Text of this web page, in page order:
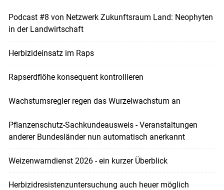
Podcast #8 von Netzwerk Zukunftsraum Land: Neophyten
in der Landwirtschaft
Herbizideinsatz im Raps
Rapserdflöhe konsequent kontrollieren
Wachstumsregler regen das Wurzelwachstum an
Pflanzenschutz-Sachkundeausweis - Veranstaltungen
anderer Bundesländer nun automatisch anerkannt
Weizenwarndienst 2026 - ein kurzer Überblick
Herbizidresistenzuntersuchung auch heuer möglich